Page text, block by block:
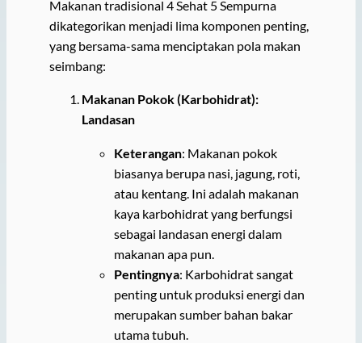
Makanan tradisional 4 Sehat 5 Sempurna
dikategorikan menjadi lima komponen penting,
yang bersama-sama menciptakan pola makan
seimbang:
Makanan Pokok (Karbohidrat):
Landasan
Keterangan: Makanan pokok
biasanya berupa nasi, jagung, roti,
atau kentang. Ini adalah makanan
kaya karbohidrat yang berfungsi
sebagai landasan energi dalam
makanan apa pun.
Pentingnya: Karbohidrat sangat
penting untuk produksi energi dan
merupakan sumber bahan bakar
utama tubuh.